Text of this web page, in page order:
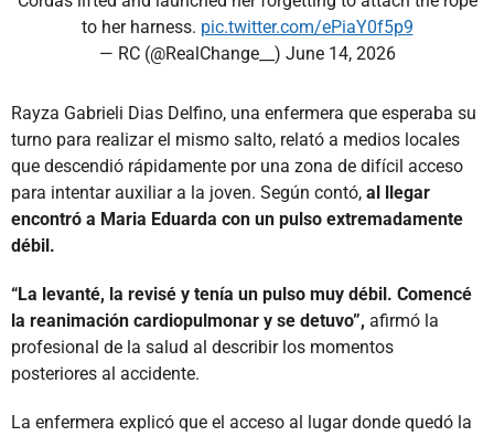
to her harness. pic.twitter.com/ePiaY0f5p9
— RC (@RealChange__) June 14, 2026
Rayza Gabrieli Dias Delfino, una enfermera que esperaba su
turno para realizar el mismo salto, relató a medios locales
que descendió rápidamente por una zona de difícil acceso
para intentar auxiliar a la joven. Según contó, al llegar
encontró a Maria Eduarda con un pulso extremadamente
débil.
“La levanté, la revisé y tenía un pulso muy débil. Comencé
la reanimación cardiopulmonar y se detuvo”, afirmó la
profesional de la salud al describir los momentos
posteriores al accidente.
La enfermera explicó que el acceso al lugar donde quedó la